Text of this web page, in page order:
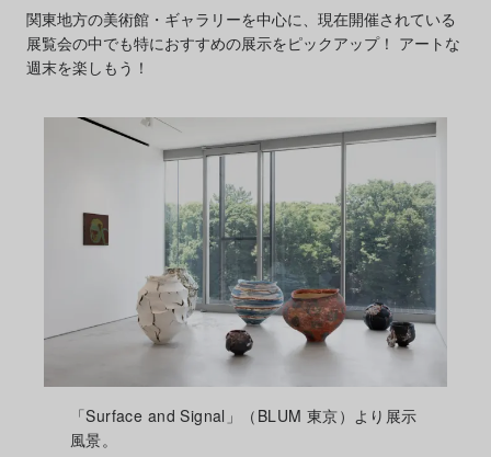
関東地方の美術館・ギャラリーを中心に、現在開催されている
展覧会の中でも特におすすめの展示をピックアップ！ アートな
週末を楽しもう！
「Surface and Signal」（BLUM 東京）より展示
風景。